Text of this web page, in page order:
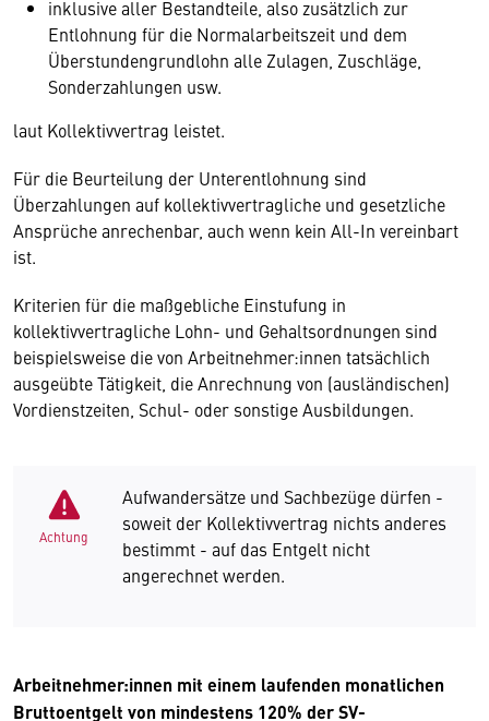
inklusive aller Bestandteile, also zusätzlich zur
Entlohnung für die Normalarbeitszeit und dem
Überstundengrundlohn alle Zulagen, Zuschläge,
Sonderzahlungen usw.
laut Kollektivvertrag leistet.
Für die Beurteilung der Unterentlohnung sind
Überzahlungen auf kollektivvertragliche und gesetzliche
Ansprüche anrechenbar, auch wenn kein All-In vereinbart
ist.
Kriterien für die maßgebliche Einstufung in
kollektivvertragliche Lohn- und Gehaltsordnungen sind
beispielsweise die von Arbeitnehmer:innen tatsächlich
ausgeübte Tätigkeit, die Anrechnung von (ausländischen)
Vordienstzeiten, Schul- oder sonstige Ausbildungen.
Achtung
Aufwandersätze und Sachbezüge dürfen -
soweit der Kollektivvertrag nichts anderes
bestimmt - auf das Entgelt nicht
angerechnet werden.
Arbeitnehmer:innen mit einem laufenden monatlichen
Bruttoentgelt von mindestens 120% der SV-